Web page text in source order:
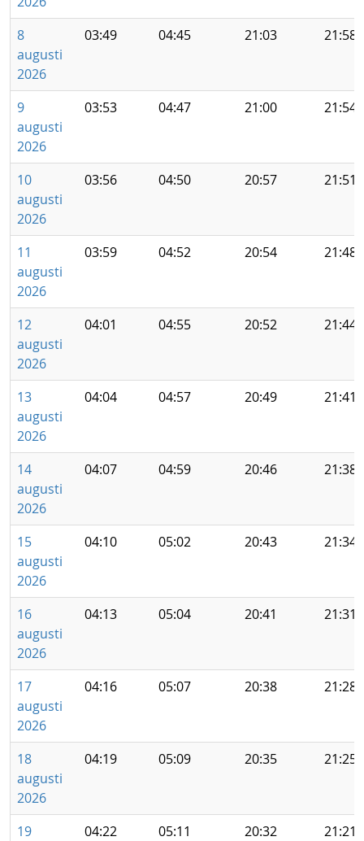
8
augusti
2026
03:49 04:45 21:03 21:58
9
augusti
2026
03:53 04:47 21:00 21:54
10
augusti
2026
03:56 04:50 20:57 21:51
11
augusti
2026
03:59 04:52 20:54 21:48
12
augusti
2026
04:01 04:55 20:52 21:44
13
augusti
2026
04:04 04:57 20:49 21:41
14
augusti
2026
04:07 04:59 20:46 21:38
15
augusti
2026
04:10 05:02 20:43 21:34
16
augusti
2026
04:13 05:04 20:41 21:31
17
augusti
2026
04:16 05:07 20:38 21:28
18
augusti
2026
04:19 05:09 20:35 21:25
19
04:22 05:11 20:32 21:21